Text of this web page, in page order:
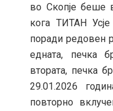
во Скопје беше
кога ТИТАН
поради редовен
едната, печка
втората, печка
29.01.2026
повторно